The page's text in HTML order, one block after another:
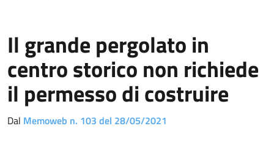
Il grande pergolato in
centro storico non richiede
il permesso di costruire
Dal Memoweb n. 103 del 28/05/2021